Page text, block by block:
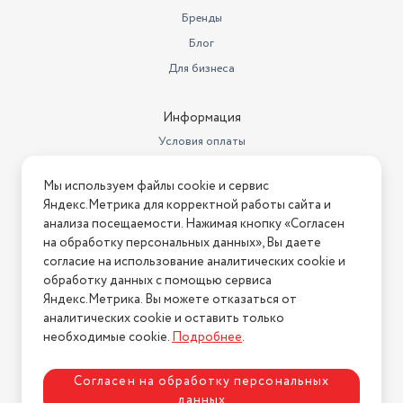
белый
механическое
Высота товара в упаковке, в
метрах
0.18
Ширина товара в упаковке, в
метрах
0.18
Длина товара в упаковке, в
Номер декларации
ЕАЭС N RU Д-
Бренды
Блог
Для бизнеса
Информация
Условия оплаты
Условия возврата
Нашли ошибку на сайте? Напишите нам
2026 © Интернет-магазин "АстМаркет". У нас есть всё!
Политика конфиденциальности
Мы используем файлы cookie и сервис
Яндекс.Метрика для корректной работы сайта и
анализа посещаемости. Нажимая кнопку «Согласен
на обработку персональных данных», Вы даете
согласие на использование аналитических cookie и
обработку данных с помощью сервиса
Яндекс.Метрика. Вы можете отказаться от
аналитических cookie и оставить только
необходимые cookie.Подробнее.
Согласен на обработку персональных